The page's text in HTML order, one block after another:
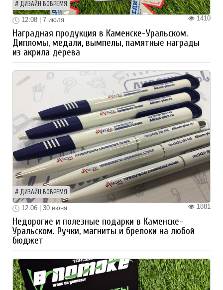
ДИЗАЙН ВОВРЕМЯ
1410
12:08 | 7 июля
Наградная продукция в Каменске-Уральском.
Дипломы, медали, вымпелы, памятные награды
из акрила дерева
ДИЗАЙН ВОВРЕМЯ
1881
12:06 | 30 июня
Недорогие и полезные подарки в Каменске-
Уральском. Ручки, магниты и брелоки на любой
бюджет